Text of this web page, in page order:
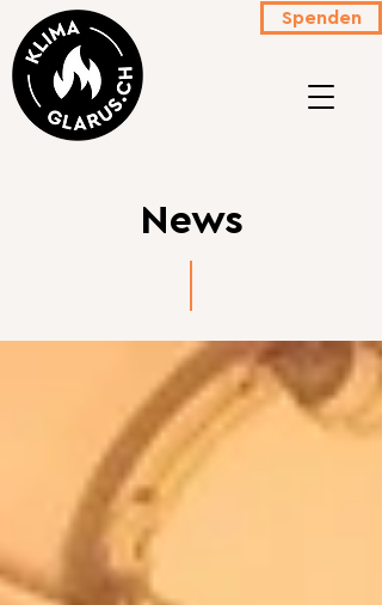
Spenden
News